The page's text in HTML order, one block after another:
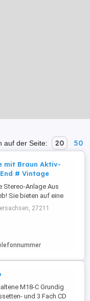
auf der Seite: 20 50
mit Braun Aktiv-
# Vintage
Stereo-Anlage Aus
Sie bieten auf eine
Anlage. Im
sie aus folgenden
Pioneer CT-
SL-PS770a
Vorverstärker
27211
M18-C Grundig
und 3 Fach CD